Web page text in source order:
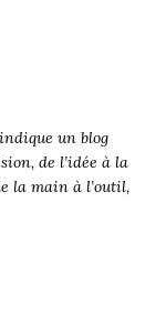
un blog
de l’idée à la
la main à l’outil,